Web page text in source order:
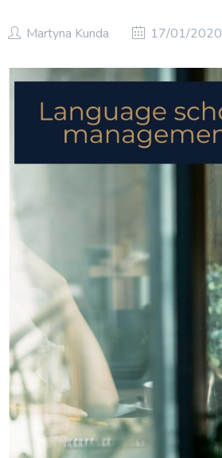
Martyna Kunda 17/01/2020